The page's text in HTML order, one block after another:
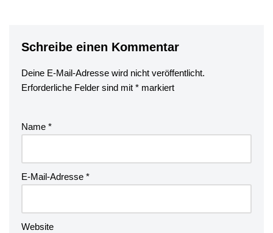
Schreibe einen Kommentar
Deine E-Mail-Adresse wird nicht veröffentlicht.
Erforderliche Felder sind mit * markiert
Name *
E-Mail-Adresse *
Website